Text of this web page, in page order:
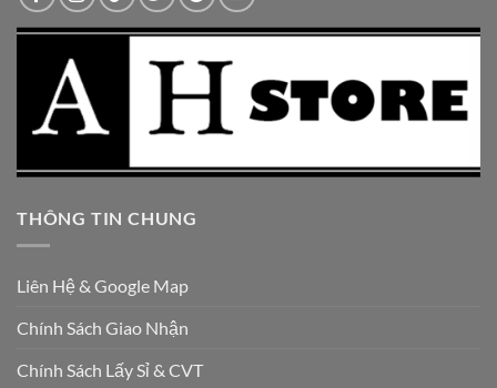
THÔNG TIN CHUNG
Liên Hệ & Google Map
Chính Sách Giao Nhận
Chính Sách Lấy Sỉ & CVT